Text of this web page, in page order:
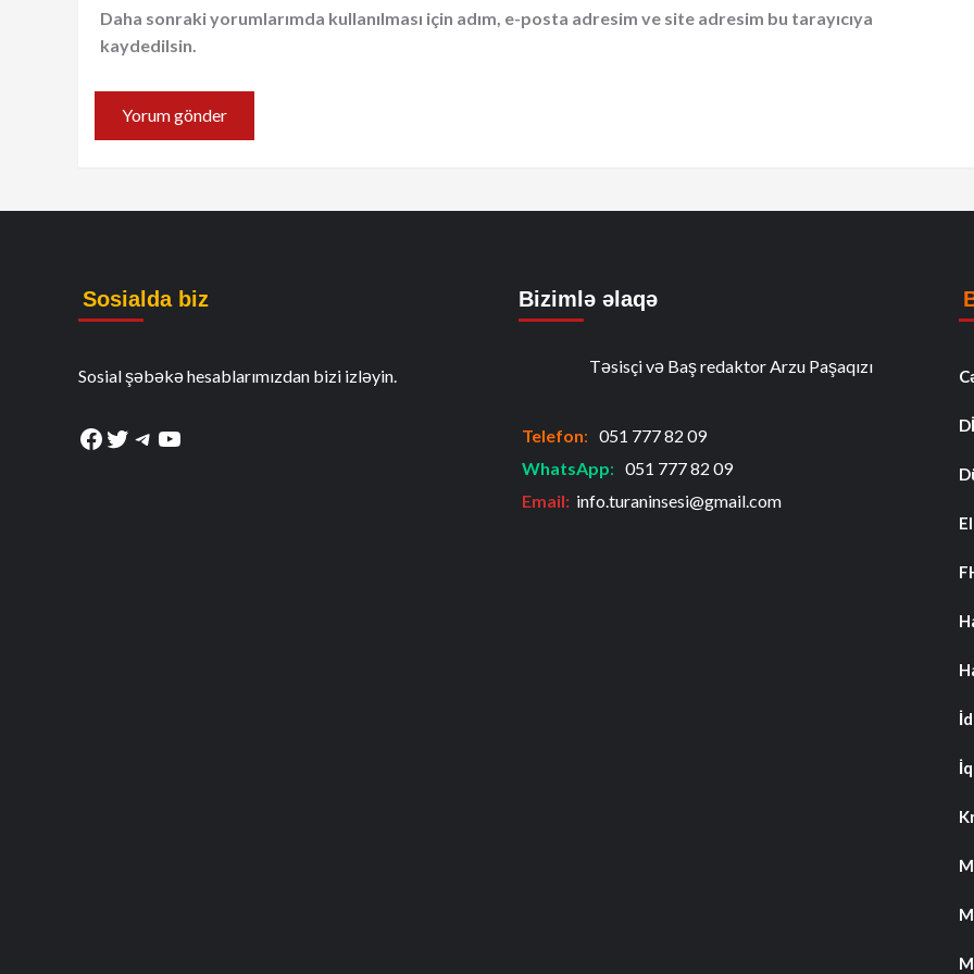
Daha sonraki yorumlarımda kullanılması için adım, e-posta adresim ve site adresim bu tarayıcıya
kaydedilsin.
Sosialda biz
Sosial şəbəkə hesablarımızdan bizi izləyin.
Facebook
Twitter
Telegram
YouTube
Bizimlə əlaqə
Təsisçi və Baş redaktor Arzu Paşaqızı
Telefon: 051 777 82 09
WhatsApp: 051 777 82 09
Email: info.turaninsesi@gmail.com